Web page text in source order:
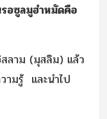
อซูลมูฮำหมัดคือ
สลาม (มุสลิม) แล้ว
ามรู้ และนำไป